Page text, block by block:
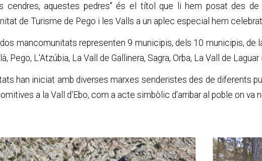
cendres, aquestes pedres" és el títol que li hem posat des
de Turisme de Pego i les Valls a un aplec especial hem
mancomunitats representen 9 municipis, dels 10 municipis, de
Pego, L'Atzúbia, La Vall de Gallinera, Sagra, Orba, La Vall de
han iniciat amb diverses marxes senderistes des de diferents
a la Vall d'Ebo, com a acte simbòlic d'arribar al poble on va